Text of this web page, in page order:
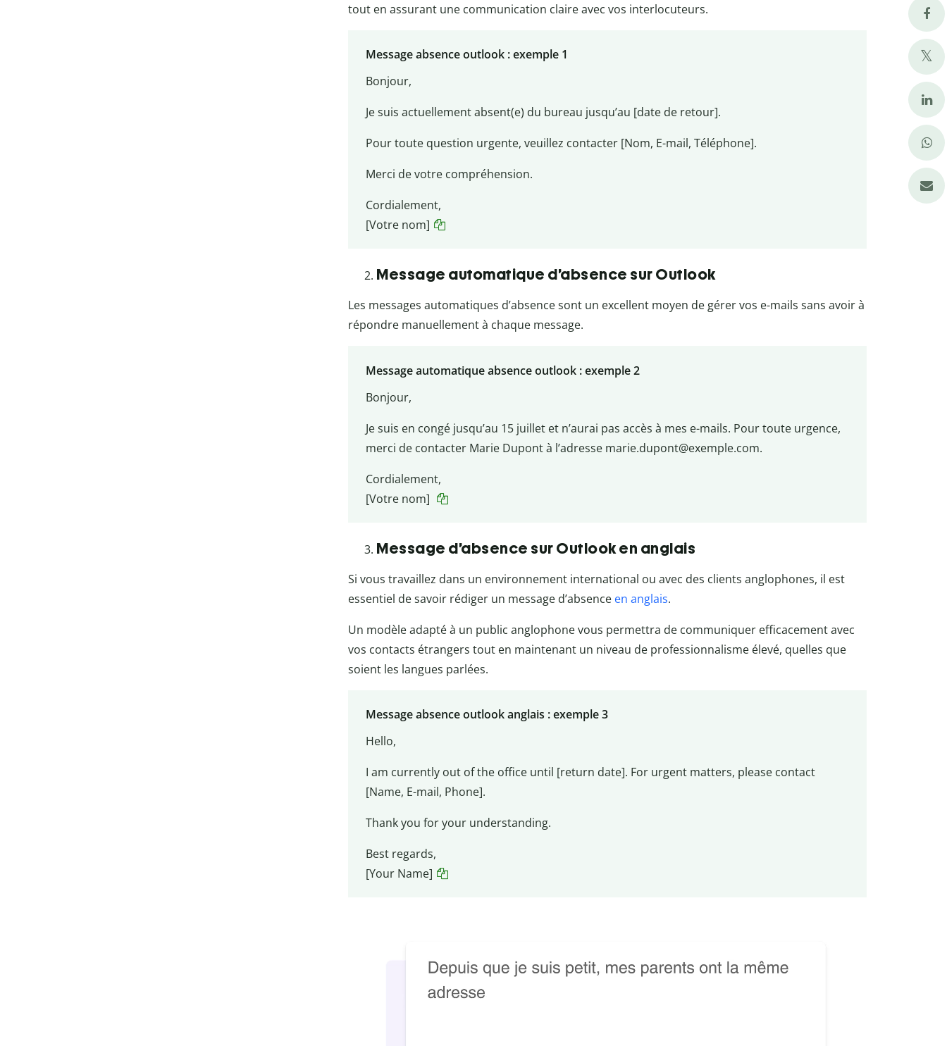
tout en assurant une communication claire avec vos interlocuteurs.
Message absence outlook : exemple 1
Bonjour,
Je suis actuellement absent(e) du bureau jusqu’au [date de retour].
Pour toute question urgente, veuillez contacter [Nom, E-mail, Téléphone].
Merci de votre compréhension.
Cordialement,
[Votre nom]
Message automatique d’absence sur Outlook
Les messages automatiques d’absence sont un excellent moyen de gérer vos e-mails sans avoir à
répondre manuellement à chaque message.
Message automatique absence outlook : exemple 2
Bonjour,
Je suis en congé jusqu’au 15 juillet et n’aurai pas accès à mes e-mails. Pour toute urgence,
merci de contacter Marie Dupont à l’adresse marie.dupont@exemple.com.
Cordialement,
[Votre nom]
Message d’absence sur Outlook en anglais
Si vous travaillez dans un environnement international ou avec des clients anglophones, il est
essentiel de savoir rédiger un message d’absence en anglais.
Un modèle adapté à un public anglophone vous permettra de communiquer efficacement avec
vos contacts étrangers tout en maintenant un niveau de professionnalisme élevé, quelles que
soient les langues parlées.
Message absence outlook anglais : exemple 3
Hello,
I am currently out of the office until [return date]. For urgent matters, please contact
[Name, E-mail, Phone].
Thank you for your understanding.
Best regards,
[Your Name]